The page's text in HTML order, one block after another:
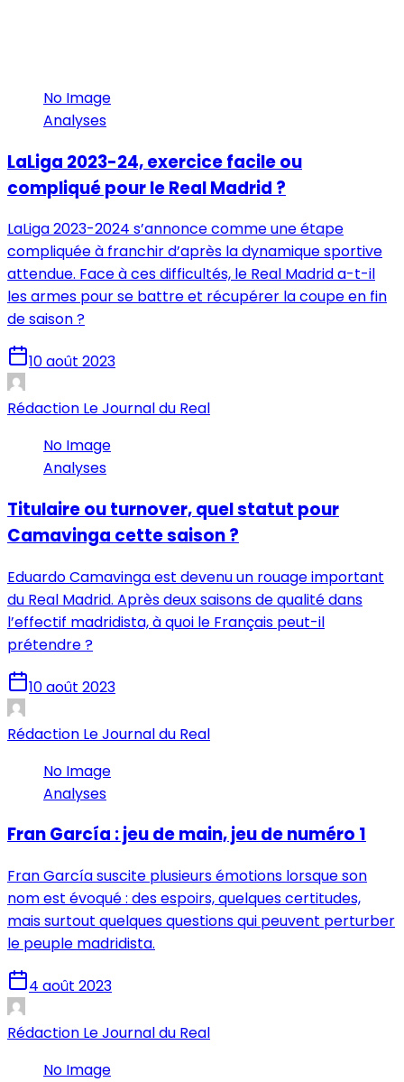
No Image
Analyses
LaLiga 2023-24, exercice facile ou
compliqué pour le Real Madrid ?
LaLiga 2023-2024 s’annonce comme une étape
compliquée à franchir d’après la dynamique sportive
attendue. Face à ces difficultés, le Real Madrid a-t-il
les armes pour se battre et récupérer la coupe en fin
de saison ?
10 août 2023
Rédaction Le Journal du Real
No Image
Analyses
Titulaire ou turnover, quel statut pour
Camavinga cette saison ?
Eduardo Camavinga est devenu un rouage important
du Real Madrid. Après deux saisons de qualité dans
l’effectif madridista, à quoi le Français peut-il
prétendre ?
10 août 2023
Rédaction Le Journal du Real
No Image
Analyses
Fran García : jeu de main, jeu de numéro 1
Fran García suscite plusieurs émotions lorsque son
nom est évoqué : des espoirs, quelques certitudes,
mais surtout quelques questions qui peuvent perturber
le peuple madridista.
4 août 2023
Rédaction Le Journal du Real
No Image